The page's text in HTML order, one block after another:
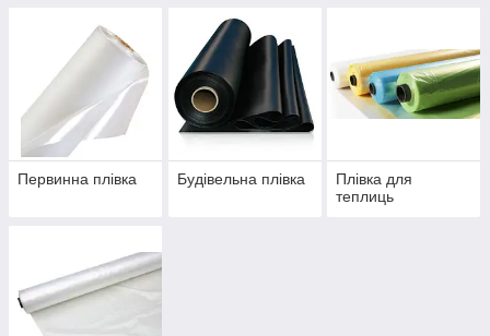
ТЕПЛИЧНА!
Доступні ціни, гнучка система знижок!
Доставка замовлень по всій Україні!
Приступити до вибору
ПЕРЕВАГИ
НАШІЙ КОМПАНІЇ
Первинна плівка Будівельна плівка
Плівка для
теплиць